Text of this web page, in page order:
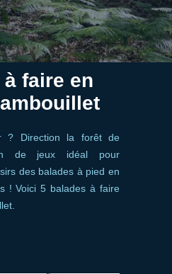
faire en
? Direction la forêt de
de jeux idéal pour
des balades à pied en
! Voici 5 balades à faire